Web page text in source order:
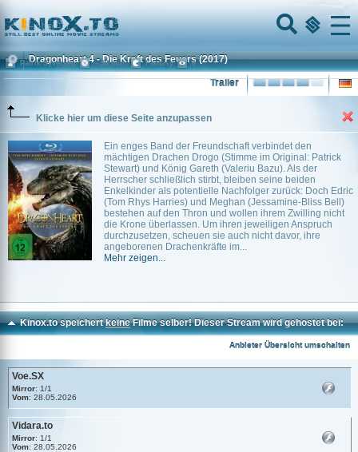
Home
Menu
Dragonheart 4 - Die Kraft des Feuers (2017)
Trailer
Klicke hier um diese Seite anzupassen
Ein enges Band der Freundschaft verbindet den
mächtigen Drachen Drogo (Stimme im Original: Patrick
Stewart) und König Gareth (Valeriu Bazu). Als der
Herrscher schließlich stirbt, bleiben seine beiden
Enkelkinder als potentielle Nachfolger zurück: Doch Edric
(Tom Rhys Harries) und Meghan (Jessamine-Bliss Bell)
bestehen auf den Thron und wollen ihrem Zwilling nicht
die Krone überlassen. Um ihren jeweiligen Anspruch
durchzusetzen, scheuen sie auch nicht davor, ihre
angeborenen Drachenkräfte im...
Mehr zeigen...
Patrik Syversen ~ 98 min. Fantasy 0
Kinox.to speichertkeineFilme selber! Dieser Stream wird gehostet bei:
Anbieter Übersicht umschalten
Voe.SX
Mirror: 1/1
Vom: 28.05.2026
Vidara.to
Mirror: 1/1
Vom: 28.05.2026